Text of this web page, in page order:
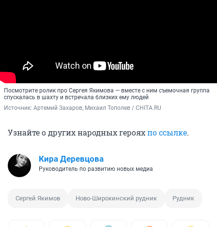
Посмотрите ролик про Сергея Якимова — вместе с ним съемочная группа
спускалась в шахту и встречала близких ему людей
Источник: Артемий Захаров, Михаил Тополев / CHITA.RU
Узнайте о других народных герояхпо ссылке.
Кира Деревцова
Руководитель по развитию новых медиа
Сергей Якимов Ново-Широкинский рудник Рудник